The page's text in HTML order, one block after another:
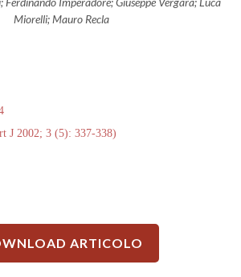
Miorelli; Mauro Recla
J 2002; 3 (5): 337-338)
ARTICOLO